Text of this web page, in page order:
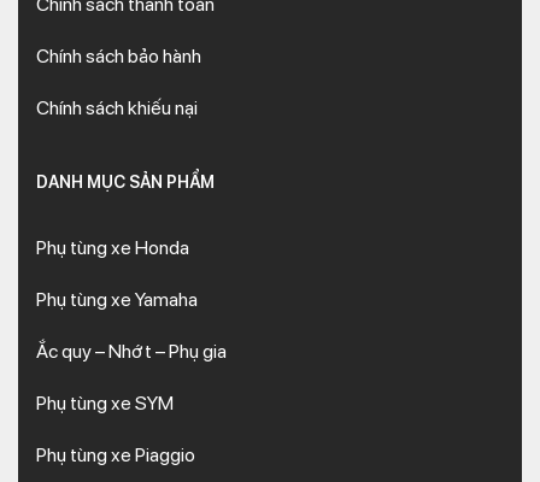
Chính sách bảo hành
Chính sách khiếu nại
DANH MỤC SẢN PHẨM
Phụ tùng xe Honda
Phụ tùng xe Yamaha
Ắc quy – Nhớt – Phụ gia
Phụ tùng xe SYM
Phụ tùng xe Piaggio